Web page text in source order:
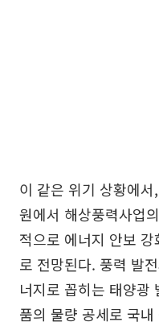
이 같은 위기 상황에
원에서 해상풍력사업
적으로 에너지 안보
로 전망된다. 풍력 발
너지로 꼽히는 태양광
품의 물량 공세로 국